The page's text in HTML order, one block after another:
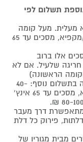
תשלום לפי
מעלית. מעל קומה
ב' 40-50 ₪ למוצר לבן, 60-80 ₪ למקרר/מקפיא, מסכים עד 65
80-100 ₪ (במסכים אלו ברוב
חריגה שלעיל. אם לא
הראשונה)
הובלה לכל קומה נוספת בתוך הבית כרוכה בתשלום נוסף: 40-
50 ₪ למוצר לבן, 60-80 ₪ למקרר/מקפיא, מסכים עד 65 אינץ'
דרך מעבר
פירוק כל דלת
מרחק הליכה העולה על 50 מטרים מבית מגוריו של